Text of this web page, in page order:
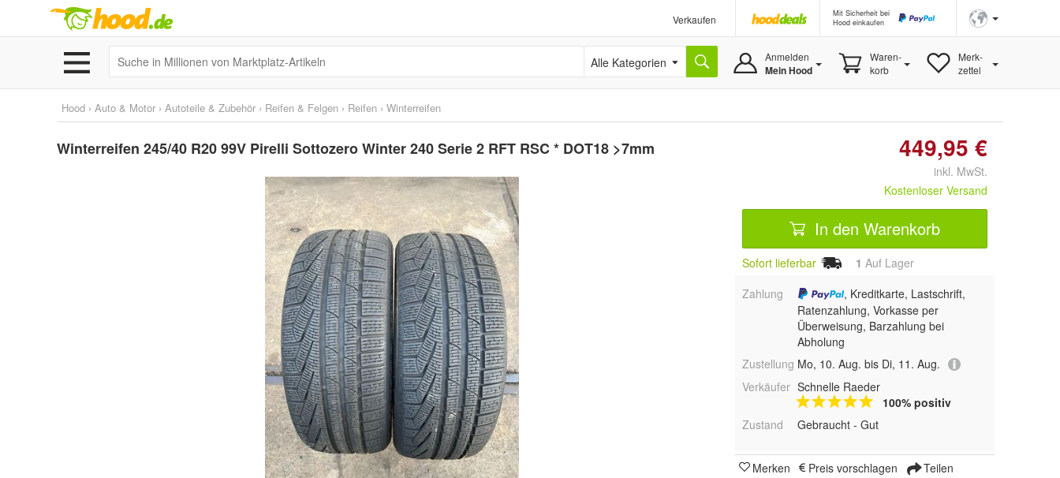
Verkaufen
Mit Sicherheit bei
Hood einkaufen
Alle Kategorien Anmelden
Mein Hood
Waren-
korb
Merk-
zettel
Hood › Auto & Motor › Autoteile & Zubehör › Reifen & Felgen › Reifen › Winterreifen
Winterreifen 245/40 R20 99V Pirelli Sottozero Winter 240 Serie 2 RFT RSC * DOT18 >7mm 449,95 €
inkl. MwSt.
Kostenloser Versand
In den Warenkorb
Sofort lieferbar 1 Auf Lager
Zahlung
, Kreditkarte, Lastschrift,
Ratenzahlung, Vorkasse per
Überweisung, Barzahlung bei
Abholung
Zustellung Mo, 10. Aug. bis Di, 11. Aug.
Verkäufer Schnelle Raeder
100% positiv
Zustand
Gebraucht - Gut
Merken Preis vorschlagen Teilen